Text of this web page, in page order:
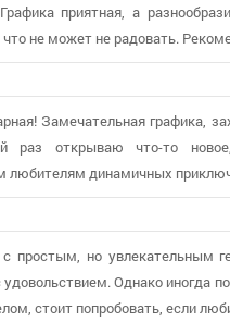
приятная, а
что не может не радовать.
Замечательная графика,
раз открываю что-то
любителям динамичных
с простым, но увлекательным
удовольствием. Однако иногда
стоит попробовать, если